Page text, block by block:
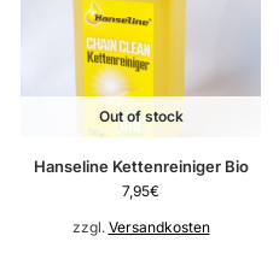
Out of stock
Hanseline Kettenreiniger Bio
7,95€
zzgl. Versandkosten